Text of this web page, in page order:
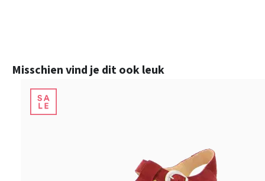
Productgalerij overslaan
Misschien vind je dit ook leuk